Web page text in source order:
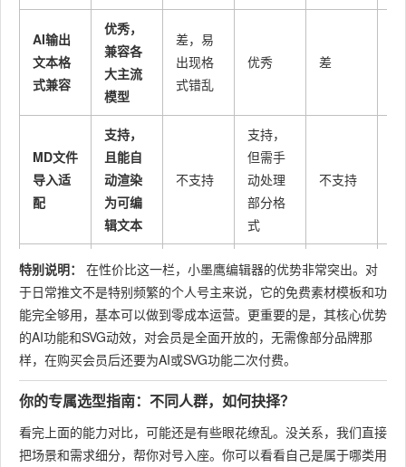
AI输出
文本格
式兼容
优秀，
兼容各
大主流
模型
差，易
出现格
式错乱
优秀 差
MD文件
导入适
配
支持，
且能自
动渲染
为可编
辑文本
不支持
支持，
但需手
动处理
部分格
式
不支持
SVG动
效操作
难度
极低，
傻瓜式
弹窗替
换
中等
无此功
能
极高，
需学习
素材数
量
25万+ 约8万 无
模板数
量
10000+
套
约3000
套
无 无
特别说明：
在性价比这一栏，小墨鹰编辑器的优势非常突出。对
于日常推文不是特别频繁的个人号主来说，它的免费素材模板和功
能完全够用，基本可以做到零成本运营。更重要的是，其核心优势
的AI功能和SVG动效，对会员是全面开放的，无需像部分品牌那
样，在购买会员后还要为AI或SVG功能二次付费。
你的专属选型指南：不同人群，如何抉择？
看完上面的能力对比，可能还是有些眼花缭乱。没关系，我们直接
把场景和需求细分，帮你对号入座。你可以看看自己是属于哪类用